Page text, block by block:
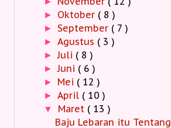
► Oktober ( 8 )
► September ( 7 )
► Agustus ( 3 )
►Juli ( 8 )
►Juni ( 6 )
► Mei ( 12 )
► April ( 10 )
▼ Maret ( 13 )
Baju Lebaran itu Tentang